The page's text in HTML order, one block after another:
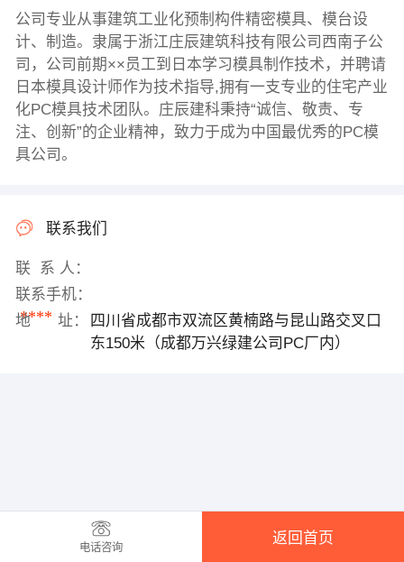
公司专业从事建筑工业化预制构件精密模具、模台设
计、制造。隶属于浙江庄辰建筑科技有限公司西南子公
司，公司前期××员工到日本学习模具制作技术，并聘请
日本模具设计师作为技术指导,拥有一支专业的住宅产业
化PC模具技术团队。庄辰建科秉持“诚信、敬责、专
注、创新”的企业精神，致力于成为中国最优秀的PC模
具公司。
联系我们
联 系 人：
联系手机：
****
地 址：
四川省成都市双流区黄楠路与昆山路交叉口
东150米（成都万兴绿建公司PC厂内）
电话咨询
返回首页